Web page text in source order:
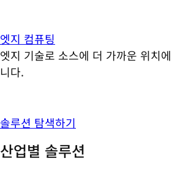
엣지 컴퓨팅
엣지 기술로 소스에 더 가까운 위치
니다.
솔루션 탐색하기
산업별 솔루션